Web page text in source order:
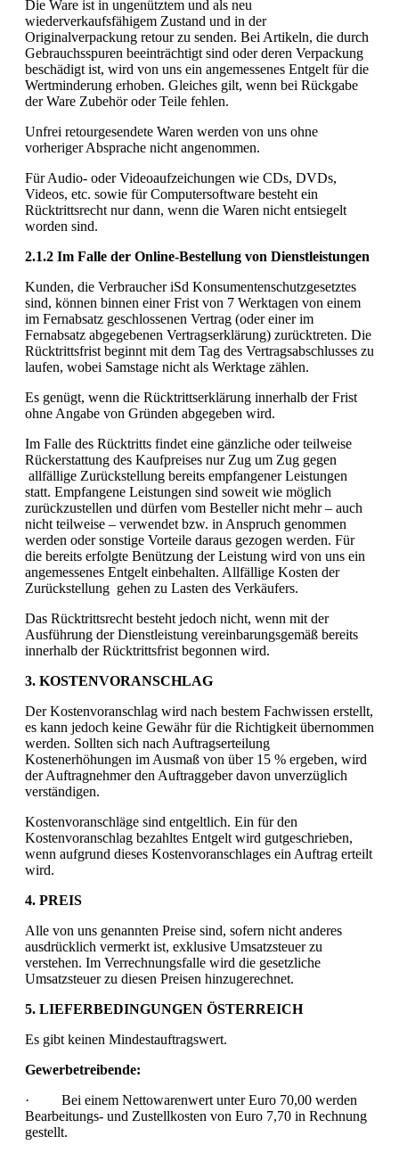
Die Ware ist in ungenütztem und als neu
wiederverkaufsfähigem Zustand und in der
Originalverpackung retour zu senden. Bei Artikeln, die durch
Gebrauchsspuren beeinträchtigt sind oder deren Verpackung
beschädigt ist, wird von uns ein angemessenes Entgelt für die
Wertminderung erhoben. Gleiches gilt, wenn bei Rückgabe
der Ware Zubehör oder Teile fehlen.
Unfrei retourgesendete Waren werden von uns ohne
vorheriger Absprache nicht angenommen.
Für Audio- oder Videoaufzeichungen wie CDs, DVDs,
Videos, etc. sowie für Computersoftware besteht ein
Rücktrittsrecht nur dann, wenn die Waren nicht entsiegelt
worden sind.
2.1.2 Im Falle der Online-Bestellung von Dienstleistungen
Kunden, die Verbraucher iSd Konsumentenschutzgesetztes
sind, können binnen einer Frist von 7 Werktagen von einem
im Fernabsatz geschlossenen Vertrag (oder einer im
Fernabsatz abgegebenen Vertragserklärung) zurücktreten. Die
Rücktrittsfrist beginnt mit dem Tag des Vertragsabschlusses zu
laufen, wobei Samstage nicht als Werktage zählen.
Es genügt, wenn die Rücktrittserklärung innerhalb der Frist
ohne Angabe von Gründen abgegeben wird.
Im Falle des Rücktritts findet eine gänzliche oder teilweise
Rückerstattung des Kaufpreises nur Zug um Zug gegen
allfällige Zurückstellung bereits empfangener Leistungen
statt. Empfangene Leistungen sind soweit wie möglich
zurückzustellen und dürfen vom Besteller nicht mehr – auch
nicht teilweise – verwendet bzw. in Anspruch genommen
werden oder sonstige Vorteile daraus gezogen werden. Für
die bereits erfolgte Benützung der Leistung wird von uns ein
angemessenes Entgelt einbehalten. Allfällige Kosten der
Zurückstellung gehen zu Lasten des Verkäufers.
Das Rücktrittsrecht besteht jedoch nicht, wenn mit der
Ausführung der Dienstleistung vereinbarungsgemäß bereits
innerhalb der Rücktrittsfrist begonnen wird.
3. KOSTENVORANSCHLAG
Der Kostenvoranschlag wird nach bestem Fachwissen erstellt,
es kann jedoch keine Gewähr für die Richtigkeit übernommen
werden. Sollten sich nach Auftragserteilung
Kostenerhöhungen im Ausmaß von über 15 % ergeben, wird
der Auftragnehmer den Auftraggeber davon unverzüglich
verständigen.
Kostenvoranschläge sind entgeltlich. Ein für den
Kostenvoranschlag bezahltes Entgelt wird gutgeschrieben,
wenn aufgrund dieses Kostenvoranschlages ein Auftrag erteilt
wird.
4. PREIS
Alle von uns genannten Preise sind, sofern nicht anderes
ausdrücklich vermerkt ist, exklusive Umsatzsteuer zu
verstehen. Im Verrechnungsfalle wird die gesetzliche
Umsatzsteuer zu diesen Preisen hinzugerechnet.
5. LIEFERBEDINGUNGEN ÖSTERREICH
Es gibt keinen Mindestauftragswert.
Gewerbetreibende:
· Bei einem Nettowarenwert unter Euro 70,00 werden
Bearbeitungs- und Zustellkosten von Euro 7,70 in Rechnung
gestellt.